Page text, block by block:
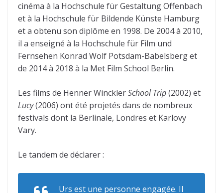
cinéma à la Hochschule für Gestaltung Offenbach
et à la Hochschule für Bildende Künste Hamburg
et a obtenu son diplôme en 1998. De 2004 à 2010,
il a enseigné à la Hochschule für Film und
Fernsehen Konrad Wolf Potsdam-Babelsberg et
de 2014 à 2018 à la Met Film School Berlin.
Les films de Henner WincklerSchool Trip(2002) et
Lucy(2006) ont été projetés dans de nombreux
festivals dont la Berlinale, Londres et Karlovy
Vary.
Le tandem de déclarer :
Urs est une personne engagée. Il